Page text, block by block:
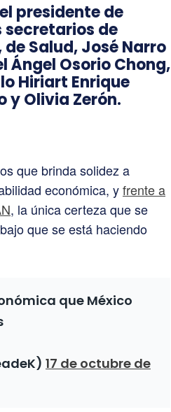
presidente de
de
Salud, José Narro
Ángel Osorio Chong,
Hiriart Enrique
y Olivia Zerón.
que brinda solidez a
económica, yfrente a
, la única certeza que se
que se está haciendo
que México
17 de octubre de